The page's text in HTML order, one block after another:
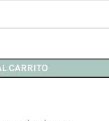
CARRITO